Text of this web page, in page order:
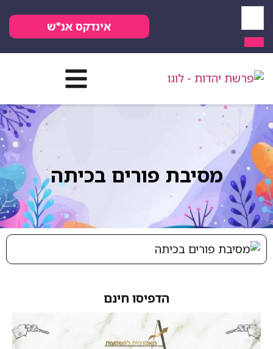
אינדקס אנ"ש
מסיבת פורים בכיתה
הדפיסו חינם